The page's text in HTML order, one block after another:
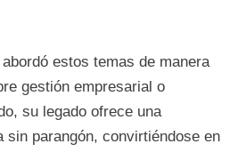
estos temas de manera
gestión empresarial o
su legado ofrece una
sin parangón, convirtiéndose en